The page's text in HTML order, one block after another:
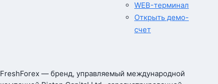
WEB-терминал
Открыть демо-
счет
FreshForex — бренд, управляемый международной